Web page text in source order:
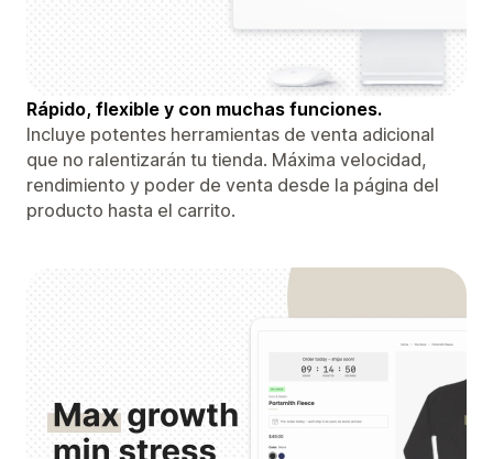
Rápido, flexible y con muchas funciones.
Incluye potentes herramientas de venta adicional
que no ralentizarán tu tienda. Máxima velocidad,
rendimiento y poder de venta desde la página del
producto hasta el carrito.